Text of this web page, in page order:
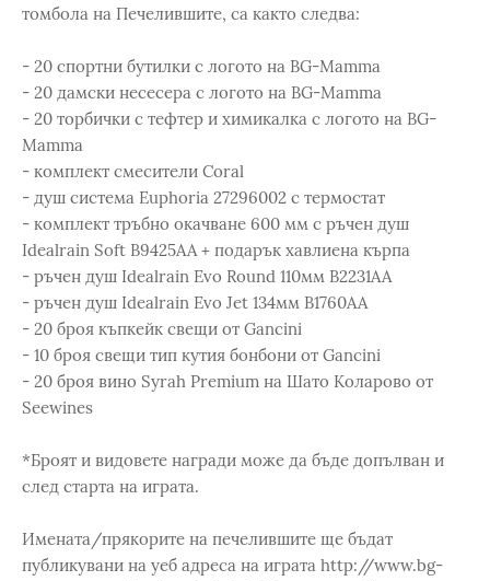
томбола на Печелившите, са както следва:
- 20 спортни бутилки с логото на BG-Mamma
- 20 дамски несесера с логото на BG-Mamma
- 20 торбички с тефтер и химикалка с логото на BG-
Mamma
- комплект смесители Coral
- душ система Euphoria 27296002 с термостат
- комплект тръбно окачване 600 мм с ръчен душ
Idealrain Soft B9425AA + подарък хавлиена кърпа
- ръчен душ Idealrain Evo Round 110мм B2231AA
- ръчен душ Idealrain Evo Jet 134мм B1760AA
- 20 броя къпкейк свещи от Gancini
- 10 броя свещи тип кутия бонбони от Gancini
- 20 броя вино Syrah Premium на Шато Коларово от
Seewines
*Броят и видовете награди може да бъде допълван и
след старта на играта.
Имената/прякорите на печелившите ще бъдат
публикувани на уеб адреса на играта http://www.bg-